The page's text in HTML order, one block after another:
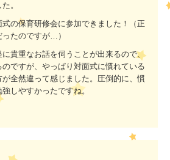
。
の保育研修会に参加できました！（正
たのですが…）
貴重なお話を伺うことが出来るので、
ですが、やっぱり対面式に慣れている
全然違って感じました。圧倒的に、慣
しやすかったですね。